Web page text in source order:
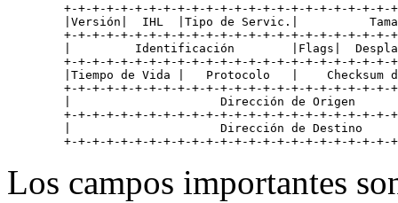
+-+-+-+-+-+-+-+-+-+-+-+-+-+-+-+-+-+-+-+-+-+-+-
|Versión|  IHL  |Tipo de Servic.|
+-+-+-+-+-+-+-+-+-+-+-+-+-+-+-+-+-+-+-+-+-+-+-
|         Identificación        |Flags|
+-+-+-+-+-+-+-+-+-+-+-+-+-+-+-+-+-+-+-+-+-+-+-
|Tiempo de Vida |   Protocolo   |    Checksum
+-+-+-+-+-+-+-+-+-+-+-+-+-+-+-+-+-+-+-+-+-+-+-
|                     Dirección de Origen
+-+-+-+-+-+-+-+-+-+-+-+-+-+-+-+-+-+-+-+-+-+-+-
|                     Dirección de Destino
Los campos importantes